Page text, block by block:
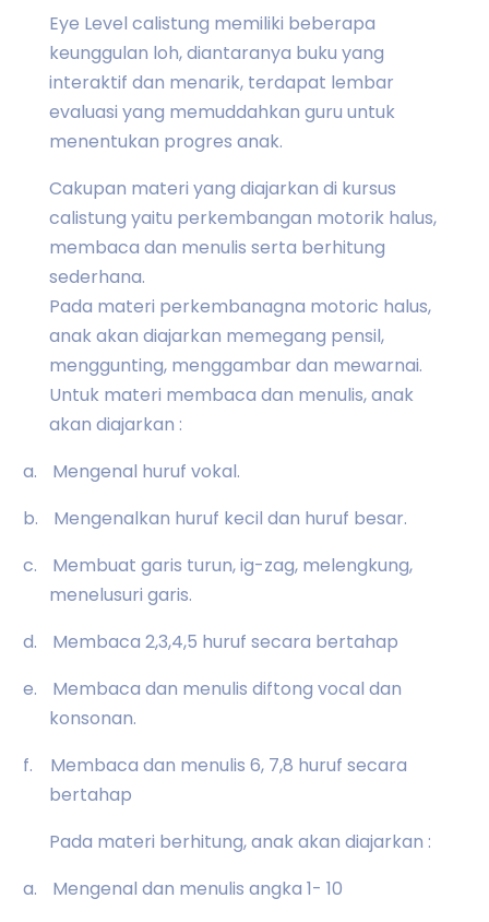
Eye Level calistung memiliki beberapa
keunggulan loh, diantaranya buku yang
interaktif dan menarik, terdapat lembar
evaluasi yang memuddahkan guru untuk
menentukan progres anak.
Cakupan materi yang diajarkan di kursus
calistung yaitu perkembangan motorik halus,
membaca dan menulis serta berhitung
sederhana.
Pada materi perkembanagna motoric halus,
anak akan diajarkan memegang pensil,
menggunting, menggambar dan mewarnai.
Untuk materi membaca dan menulis, anak
akan diajarkan :
a.
Mengenal huruf vokal.
b.
Mengenalkan huruf kecil dan huruf besar.
c.
Membuat garis turun, ig-zag, melengkung,
menelusuri garis.
d.
Membaca 2,3,4,5 huruf secara bertahap
e.
Membaca dan menulis diftong vocal dan
konsonan.
f.
Membaca dan menulis 6, 7,8 huruf secara
bertahap
Pada materi berhitung, anak akan diajarkan :
a.
Mengenal dan menulis angka 1- 10